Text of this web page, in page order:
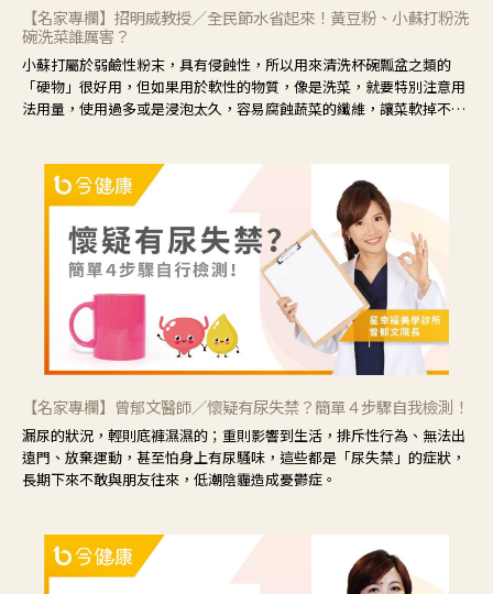
【名家專欄】招明威教授／全民節水省起來！黃豆粉、小蘇打粉洗
碗洗菜誰厲害？
小蘇打屬於弱鹼性粉末，具有侵蝕性，所以用來清洗杯碗瓢盆之類的
「硬物」很好用，但如果用於軟性的物質，像是洗菜，就要特別注意用
法用量，使用過多或是浸泡太久，容易腐蝕蔬菜的纖維，讓菜軟掉不清
【名家專欄】曾郁文醫師／懷疑有尿失禁？簡單４步驟自我檢測！
漏尿的狀況，輕則底褲濕濕的；重則影響到生活，排斥性行為、無法出
遠門、放棄運動，甚至怕身上有尿騷味，這些都是「尿失禁」的症狀，
長期下來不敢與朋友往來，低潮陰霾造成憂鬱症。